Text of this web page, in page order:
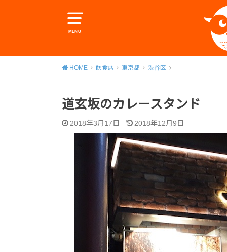
MENU
HOME 飲食店 東京都 渋谷区
道玄坂のカレースタンド
2018年3月17日 2018年12月9日